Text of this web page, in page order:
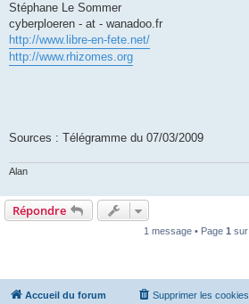
Stéphane Le Sommer
cyberploeren - at - wanadoo.fr
http://www.libre-en-fete.net/
http://www.rhizomes.org
Sources : Télégramme du 07/03/2009
Alan
Répondre
1 message • Page 1 sur
Accueil du forum Supprimer les cookies